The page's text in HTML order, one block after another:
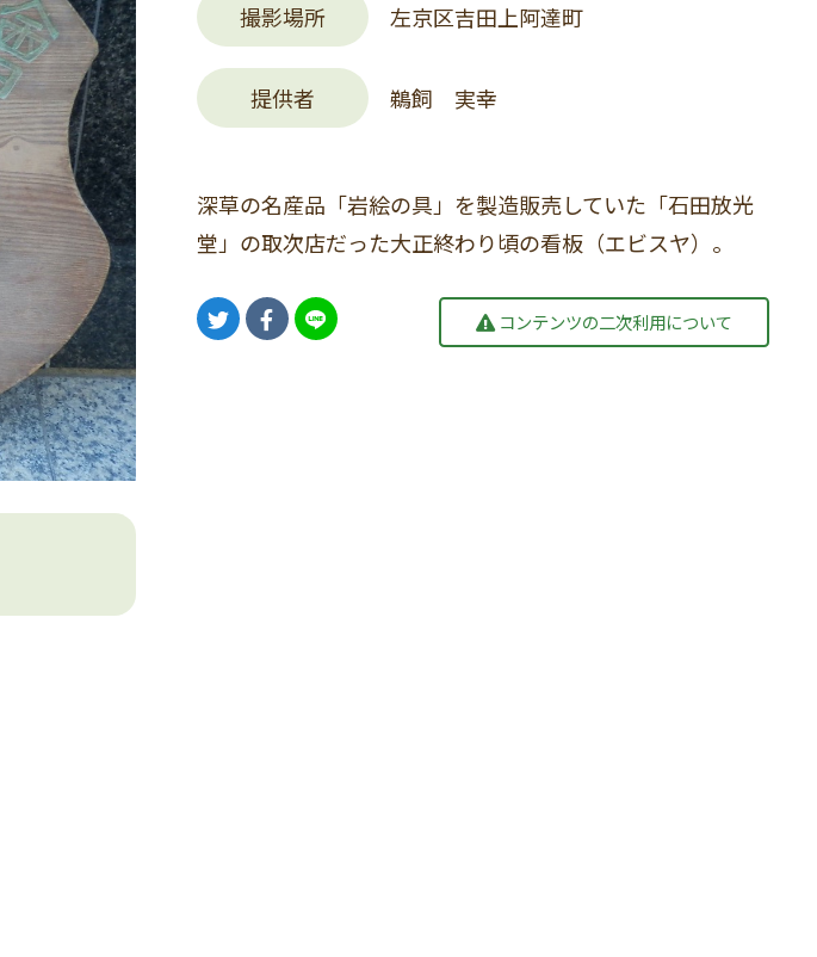
撮影場所 左京区吉田上阿達町
提供者 鵜飼 実幸
深草の名産品「岩絵の具」を製造販売していた「石田放光
堂」の取次店だった大正終わり頃の看板（エビスヤ）。
コンテンツの二次利用について